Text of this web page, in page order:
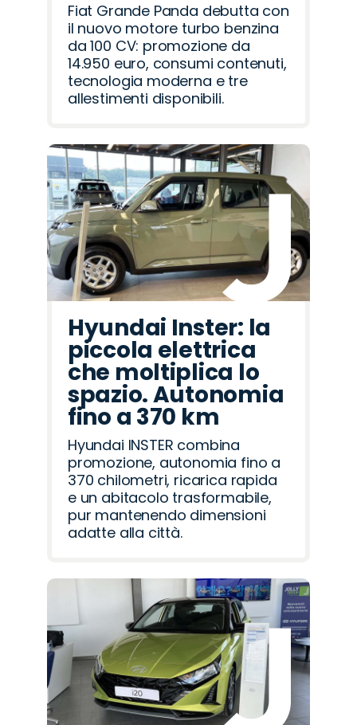
Fiat Grande Panda debutta con
il nuovo motore turbo benzina
da 100 CV: promozione da
14.950 euro, consumi contenuti,
tecnologia moderna e tre
allestimenti disponibili.
Hyundai Inster: la
piccola elettrica
che moltiplica lo
spazio. Autonomia
fino a 370 km
Hyundai INSTER combina
promozione, autonomia fino a
370 chilometri, ricarica rapida
e un abitacolo trasformabile,
pur mantenendo dimensioni
adatte alla città.